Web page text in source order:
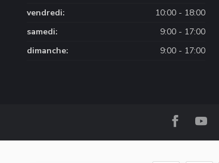
vendredi:
10:00 - 18:00
samedi:
9:00 - 17:00
dimanche:
9:00 - 17:00